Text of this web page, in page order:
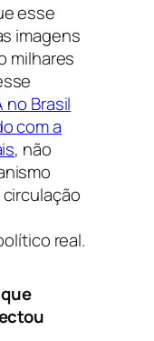
esse
imagens
milhares
no Brasil
com a
, não
real.